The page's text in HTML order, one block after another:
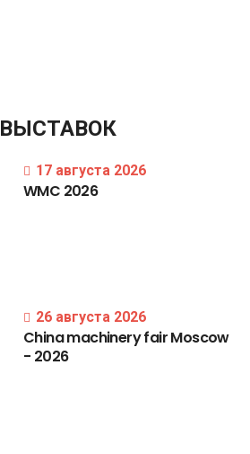
ВЫСТАВОК
17 августа 2026
WMC 2026
26 августа 2026
ChinamachineryfairMoscow
- 2026